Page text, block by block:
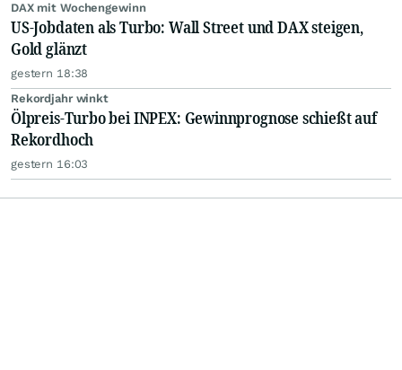
DAX mit Wochengewinn
US-Jobdaten als Turbo: Wall Street und DAX steigen,
Gold glänzt
gestern 18:38
Rekordjahr winkt
Ölpreis-Turbo bei INPEX: Gewinnprognose schießt auf
Rekordhoch
gestern 16:03